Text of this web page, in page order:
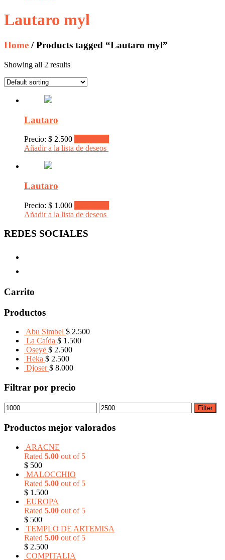
Lautaro myl
Home / Products tagged “Lautaro myl”
Showing all 2 results
Lautaro
Precio: $ 2.500
Añadir a la lista de deseos
Lautaro
Precio: $ 1.000
Añadir a la lista de deseos
REDES SOCIALES
Carrito
Productos
Abu Simbel $ 2.500
La Caída $ 1.500
Oseye $ 2.500
Heka $ 2.500
Djoser $ 8.000
Filtrar por precio
Filter
Productos mejor valorados
ARACNE
Rated 5.00 out of 5
$ 500
MALOCCHIO
Rated 5.00 out of 5
$ 1.500
EUROPA
Rated 5.00 out of 5
$ 500
TEMPLO DE ARTEMISA
Rated 5.00 out of 5
$ 2.500
COMPITALIA